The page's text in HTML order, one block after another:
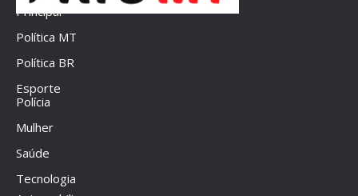
Principal
Política MT
Política BR
Esporte
Polícia
Mulher
Saúde
Tecnologia